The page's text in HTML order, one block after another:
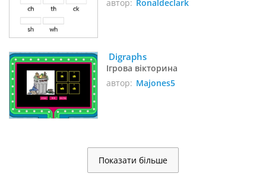
автор: Ronaldeclark
Digraphs
Ігрова вікторина
автор: Majones5
Показати більше